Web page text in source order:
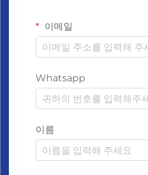
이메일
Whatsapp
이름